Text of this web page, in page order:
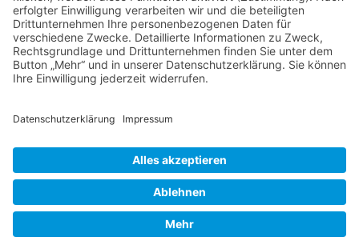
Foren-Übersicht Alle Zeiten sindUTC+02:00
• Design by
Datenschutz•Impressum